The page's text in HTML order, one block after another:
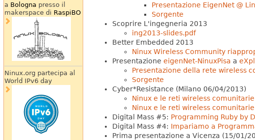
a Bologna presso il
makerspace di RaspiBO
Ninux.org partecipa al
World IPv6 day
Presentazione EigenNet @
Sorgente
Scoprire L'ingegneria 2013
ing2013-slides.pdf
Better Embedded 2013
Ninux Wireless Community
Presentazione eigenNet-NinuxPisa a
Presentazione della rete wireless
Sorgente
Cyber*Resistance (Milano 06/04/2013)
Ninux e le reti wireless
Ninux e le reti wireless
Digital Mass #5: Programming Ruby by
Digital Mass #4: Impariamo a
Prima presentazione a Vicenza (15/01/